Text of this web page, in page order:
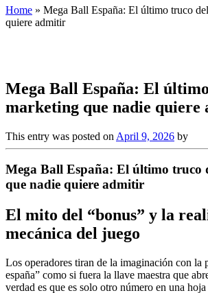
Home » Mega Ball España: El último truco
quiere admitir
Mega Ball España: El
marketing que nadie
This entry was posted on April 9, 2026 by
Mega Ball España: El último truco
que nadie quiere admitir
El mito del “bonus” y la
mecánica del juego
Los operadores tiran de la imaginación con la
españa” como si fuera la llave maestra que
verdad es que es solo otro número en una